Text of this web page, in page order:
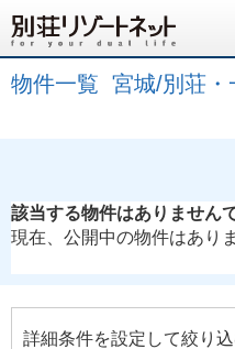
物件一覧 宮城/別荘・
該当する物件はありません
現在、公開中の物件はあり
詳細条件を設定して絞り